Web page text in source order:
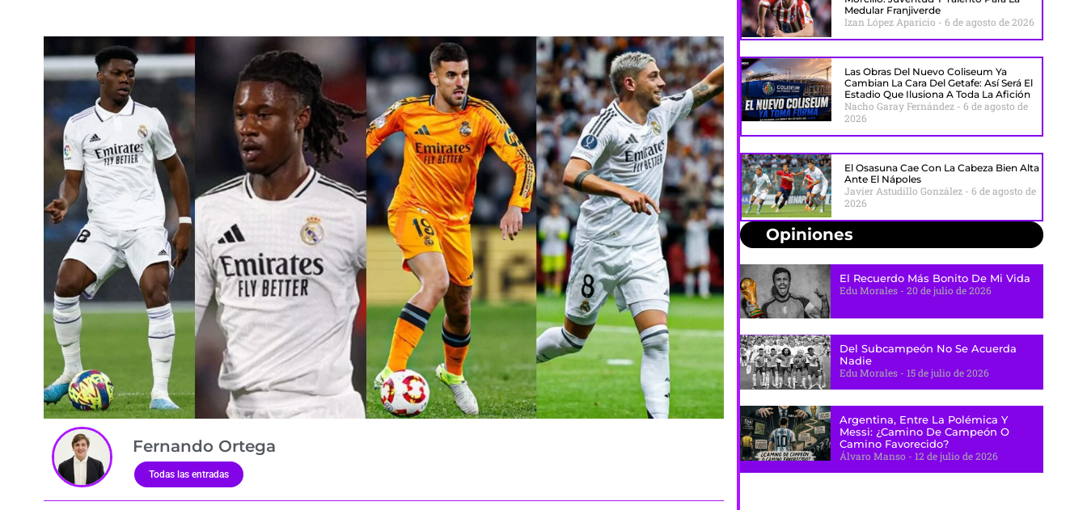
Fernando Ortega
Todas las entradas
Medular Franjiverde
Izan López Aparicio 6 de agosto de 2026
Las Obras Del Nuevo Coliseum Ya
Cambian La Cara Del Getafe: Así Será El
Estadio Que Ilusiona A Toda La Afición
Nacho Garay Fernández
6 de agosto de
2026
El Osasuna Cae Con La Cabeza Bien Alta
Ante El Nápoles
Javier Astudillo González
6 de agosto de
2026
Opiniones
El Recuerdo Más Bonito De Mi Vida
Edu Morales
20 de julio de 2026
Del Subcampeón No Se Acuerda
Nadie
Edu Morales
15 de julio de 2026
Argentina, Entre La Polémica Y
Messi: ¿camino De Campeón O
Camino Favorecido?
Álvaro Manso
12 de julio de 2026